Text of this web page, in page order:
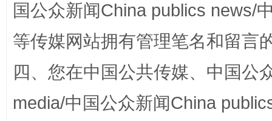
国公众新闻China publics news/
等传媒网站拥有管理笔名和留言
四、您在中国公共传媒、中国公
media/中国公众新闻China